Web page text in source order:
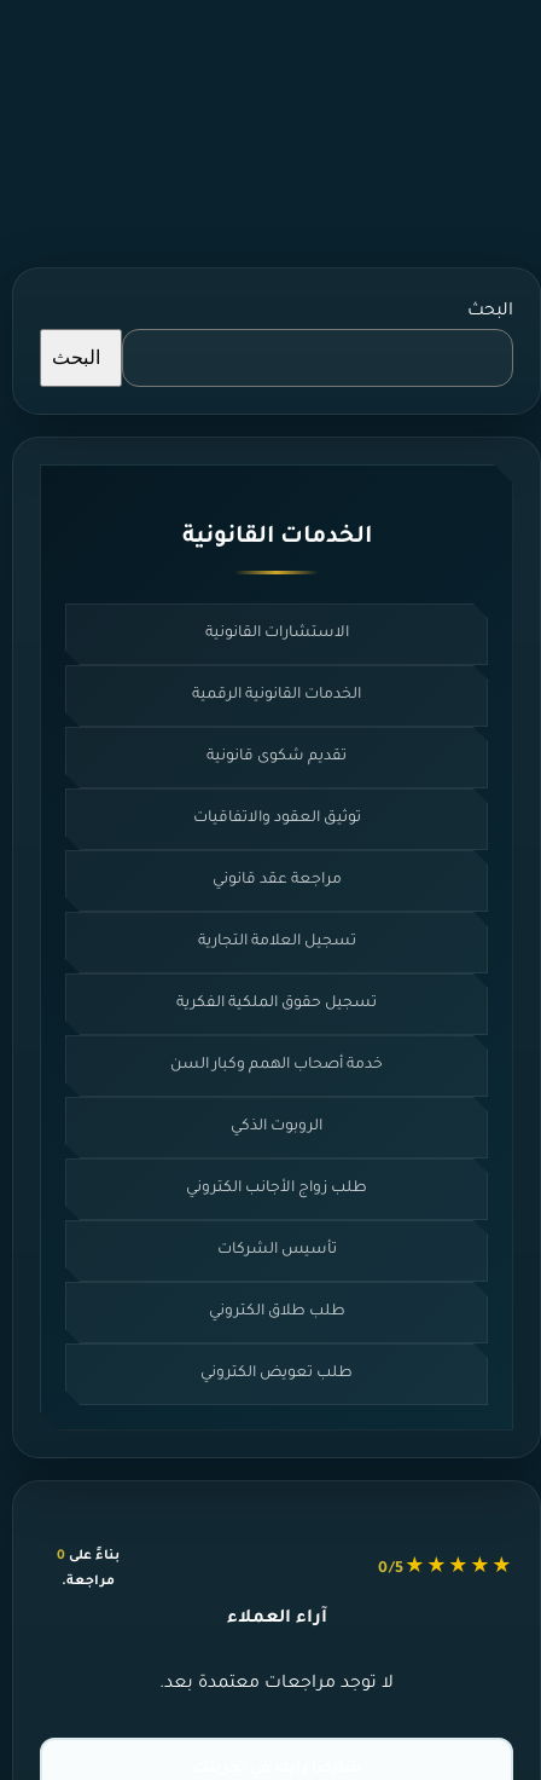
البحث
البحث
الخدمات القانونية
الاستشارات القانونية
الخدمات القانونية الرقمية
تقديم شكوى قانونية
توثيق العقود والاتفاقيات
مراجعة عقد قانوني
تسجيل العلامة التجارية
تسجيل حقوق الملكية الفكرية
خدمة أصحاب الهمم وكبار السن
الروبوت الذكي
طلب زواج الأجانب الكتروني
تأسيس الشركات
طلب طلاق الكتروني
طلب تعويض الكتروني
★★★★★
0/5
بناءً على 0
مراجعة.
آراء العملاء
لا توجد مراجعات معتمدة بعد.